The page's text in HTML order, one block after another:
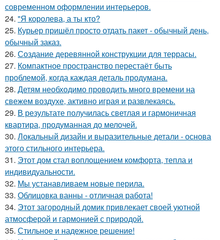
современном оформлении интерьеров.
24. "Я королева, а ты кто?
25. Курьер пришёл просто отдать пакет - обычный день,
обычный заказ.
26. Создание деревянной конструкции для террасы.
27. Компактное пространство перестаёт быть
проблемой, когда каждая деталь продумана.
28. Детям необходимо проводить много времени на
свежем воздухе, активно играя и развлекаясь.
29. В результате получилась светлая и гармоничная
квартира, продуманная до мелочей.
30. Локальный дизайн и выразительные детали - основа
этого стильного интерьера.
31. Этот дом стал воплощением комфорта, тепла и
индивидуальности.
32. Мы устанавливаем новые перила.
33. Облицовка ванны - отличная работа!
34. Этот загородный домик привлекает своей уютной
атмосферой и гармонией с природой.
35. Стильное и надежное решение!